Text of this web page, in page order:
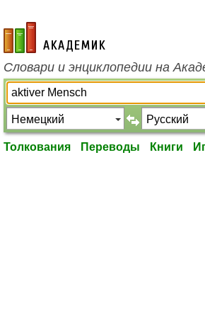
academic.ru
Словари и энциклопедии на
Толкования Переводы Книги